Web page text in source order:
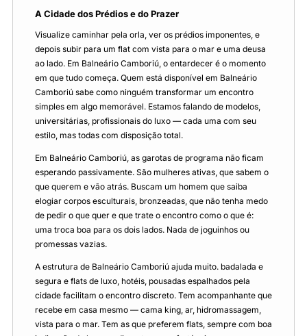
A Cidade dos Prédios e do Prazer
Visualize caminhar pela orla, ver os prédios imponentes, e
depois subir para um flat com vista para o mar e uma deusa
ao lado. Em Balneário Camboriú, o entardecer é o momento
em que tudo começa. Quem está disponível em Balneário
Camboriú sabe como ninguém transformar um encontro
simples em algo memorável. Estamos falando de modelos,
universitárias, profissionais do luxo — cada uma com seu
estilo, mas todas com disposição total.
Em Balneário Camboriú, as garotas de programa não ficam
esperando passivamente. São mulheres ativas, que sabem o
que querem e vão atrás. Buscam um homem que saiba
elogiar corpos esculturais, bronzeadas, que não tenha medo
de pedir o que quer e que trate o encontro como o que é:
uma troca boa para os dois lados. Nada de joguinhos ou
promessas vazias.
A estrutura de Balneário Camboriú ajuda muito. badalada e
segura e flats de luxo, hotéis, pousadas espalhados pela
cidade facilitam o encontro discreto. Tem acompanhante que
recebe em casa mesmo — cama king, ar, hidromassagem,
vista para o mar. Tem as que preferem flats, sempre com boa